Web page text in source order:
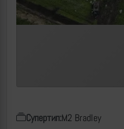
Супертип:M2 Bradley